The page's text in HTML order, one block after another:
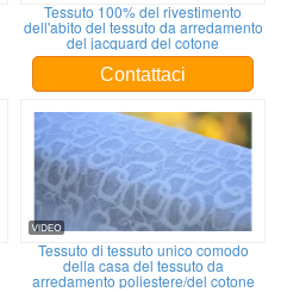
Tessuto 100% del rivestimento
dell'abito del tessuto da arredamento
del jacquard del cotone
Contattaci
Tessuto di tessuto unico comodo
della casa del tessuto da
arredamento poliestere/del cotone